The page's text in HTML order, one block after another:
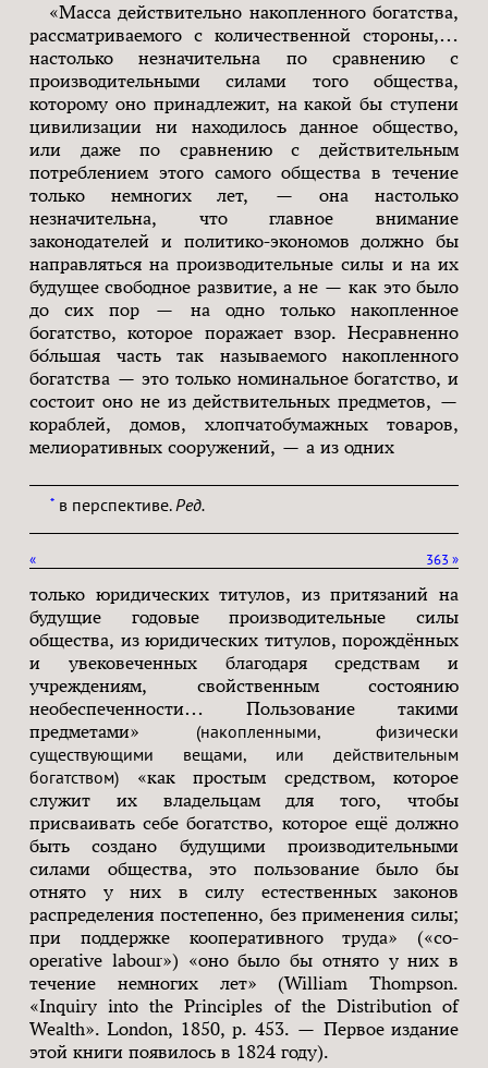
«Масса действительно накопленного богатства,
рассматриваемого с количественной стороны,…
настолько незначительна по сравнению с
производительными силами того общества,
которому оно принадлежит, на какой бы ступени
цивилизации ни находилось данное общество,
или даже по сравнению с действительным
потреблением этого самого общества в течение
только немногих лет, — она настолько
незначительна, что главное внимание
законодателей и политико-экономов должно бы
направляться на производительные силы и на их
будущее свободное развитие, а не — как это было
до сих пор — на одно только накопленное
богатство, которое поражает взор. Несравненно
бо́льшая часть так называемого накопленного
богатства — это только номинальное богатство, и
состоит оно не из действительных предметов, —
кораблей, домов, хлопчатобумажных товаров,
мелиоративных сооружений, — а из одних
*в перспективе.Ред.
« »
363
только юридических титулов, из притязаний на
будущие годовые производительные силы
общества, из юридических титулов, порождённых
и увековеченных благодаря средствам и
учреждениям, свойственным состоянию
необеспеченности… Пользование такими
предметами» (накопленными, физически
существующими вещами, или действительным
богатством) «как простым средством, которое
служит их владельцам для того, чтобы
присваивать себе богатство, которое ещё должно
быть создано будущими производительными
силами общества, это пользование было бы
отнято у них в силу естественных законов
распределения постепенно, без применения силы;
при поддержке кооперативного труда» («co-
operative labour») «оно было бы отнято у них в
течение немногих лет» (William Thompson.
«Inquiry into the Principles of the Distribution of
Wealth». London, 1850, p. 453. — Первое издание
этой книги появилось в 1824 году).